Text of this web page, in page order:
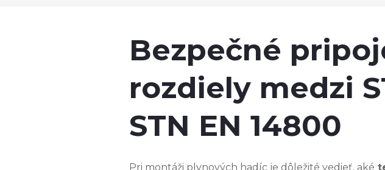
Bezpečné
rozdiely medzi
STN EN 14800
Pri montáži plynových hadíc je dôležité vedieť, aké